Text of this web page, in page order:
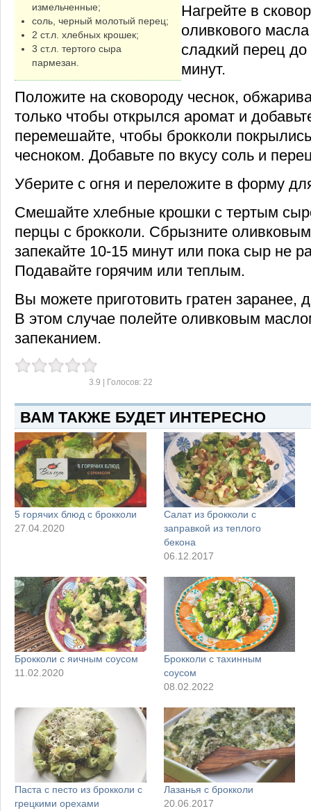
измельченные;
соль, черный молотый перец;
2 ст.л. хлебных крошек;
3 ст.л. тертого сыра
пармезан.
Нагрейте в
оливкового
сладкий перец до
минут.
Положите на сковороду чеснок,
только чтобы открылся аромат и
перемешайте, чтобы брокколи
чесноком. Добавьте по вкусу соль и
Уберите с огня и переложите в форму
Смешайте хлебные крошки с тертым
перцы с брокколи. Сбрызните
запекайте 10-15 минут или пока сыр не
Подавайте горячим или теплым.
Вы можете приготовить гратен заранее,
В этом случае полейте оливковым
запеканием.
3.9 | Голосов: 22
ВАМ ТАКЖЕ БУДЕТ ИНТЕРЕСНО
5 горячих блюд с брокколи
27.04.2020
Салат из брокколи с
заправкой из теплого
бекона
06.12.2017
Брокколи с яичным соусом
11.02.2020
Брокколи с тахинным
соусом
08.02.2022
Паста с песто из брокколи с
грецкими орехами
Лазанья с брокколи
20.06.2017